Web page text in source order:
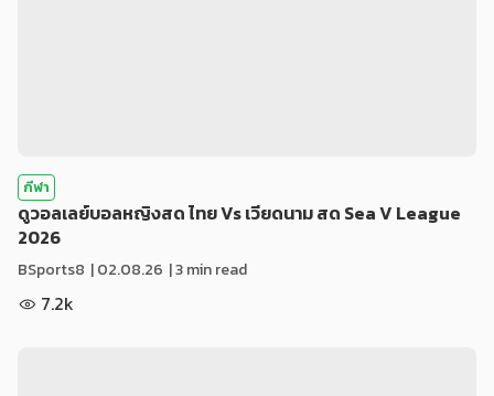
กีฬา
ดูวอลเลย์บอลหญิงสด ไทย Vs เวียดนาม สด Sea V League
2026
BSports8 |02.08.26 | 3 min read
7.2k